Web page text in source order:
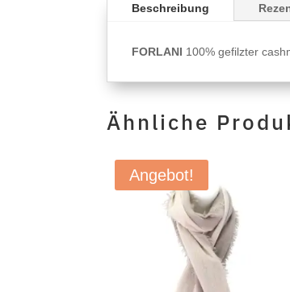
Beschreibung
FORLANI 100% gefilzter
Ähnliche
Angebot!